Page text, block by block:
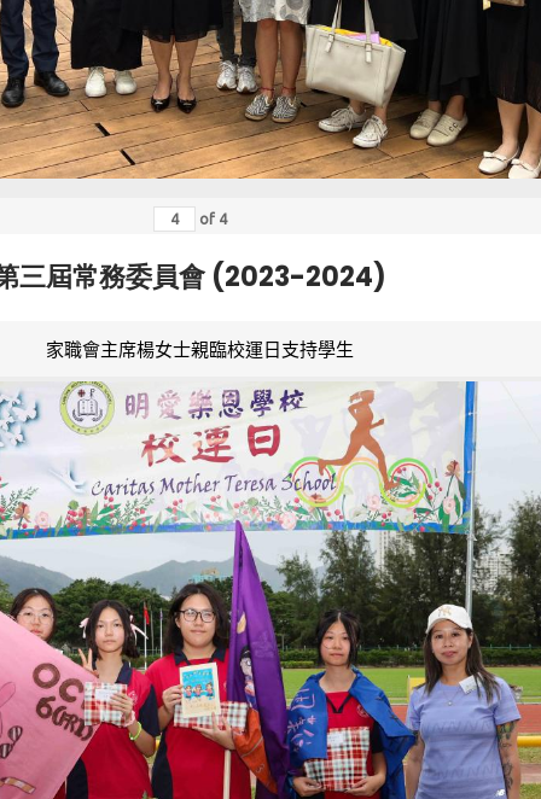
of 4
三屆常務委員會 (2023-2024)
家職會主席楊女士親臨校運日支持學生